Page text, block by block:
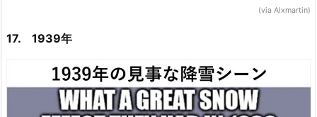
(via Alxmartin)
17. 1939年